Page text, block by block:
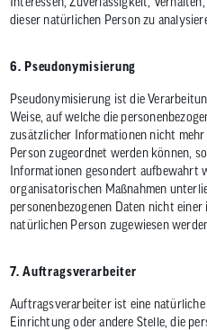
dieser natürlichen Person zu
6. Pseudonymisierung
Pseudonymisierung ist die
Weise, auf welche die
zusätzlicher Informationen nicht
Person zugeordnet werden können,
Informationen gesondert aufbewahrt
organisatorischen Maßnahmen
personenbezogenen Daten nicht
natürlichen Person zugewiesen
7. Auftragsverarbeiter
Auftragsverarbeiter ist eine
Einrichtung oder andere Stelle, die